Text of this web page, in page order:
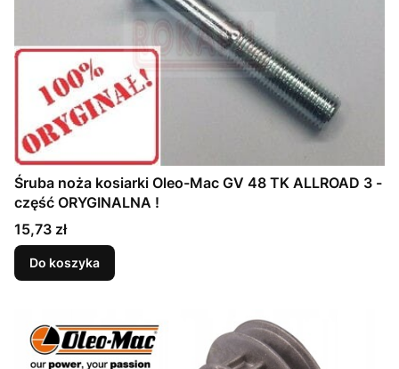
Śruba noża kosiarki Oleo-Mac GV 48 TK ALLROAD 3 -
część ORYGINALNA !
Cena
15,73 zł
Do koszyka